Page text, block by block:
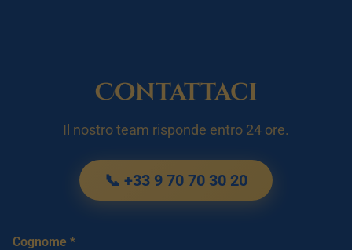
Contattaci
Il nostro team risponde entro 24 ore.
📞 +33 9 70 70 30 20
Cognome *